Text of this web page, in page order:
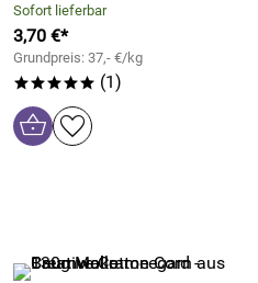
Sofort lieferbar
3,70 €*
Grundpreis: 37,- €/kg
***** (1)